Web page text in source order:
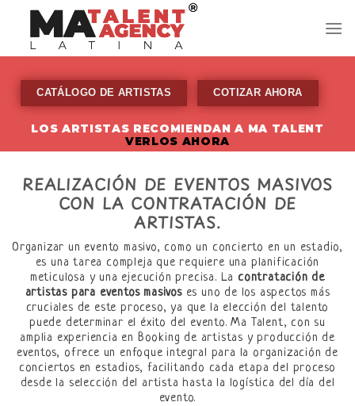
content
CATÁLOGO DE ARTISTAS COTIZAR AHORA
LOS ARTISTAS RECOMIENDAN A MA TALENT
VERLOS AHORA
REALIZACIÓN DE EVENTOS MASIVOS
CON LA CONTRATACIÓN DE
ARTISTAS.
Organizar un evento masivo, como un concierto en un estadio,
es una tarea compleja que requiere una planificación
meticulosa y una ejecución precisa. La contratación de
artistas para eventos masivoses uno de los aspectos más
cruciales de este proceso, ya que la elección del talento
puede determinar el éxito del evento. Ma Talent, con su
amplia experiencia en Booking de artistas y producción de
eventos, ofrece un enfoque integral para la organización de
conciertos en estadios, facilitando cada etapa del proceso
desde la selección del artista hasta la logística del día del
evento.